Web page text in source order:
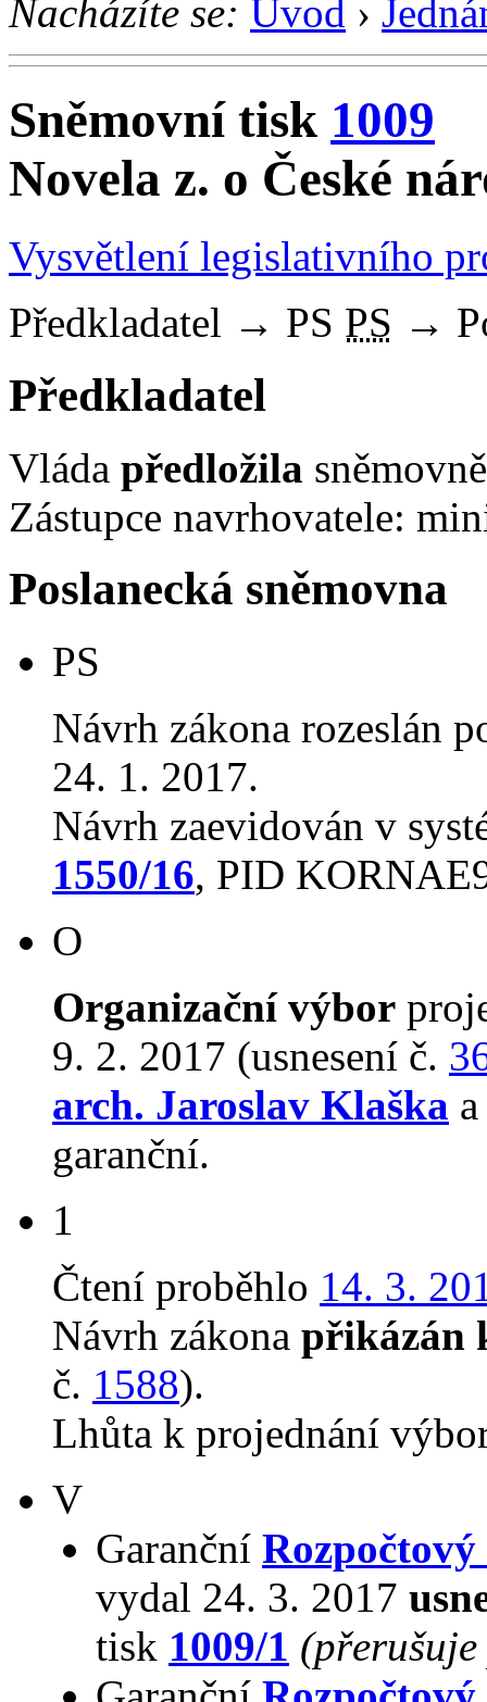
Nacházíte se: Úvod ›
Sněmovní tisk 1009
Novela z. o České
Vysvětlení legislativního
Předkladatel → PS PS →
Předkladatel
Vláda předložila
Zástupce navrhovatele:
Poslanecká sněmovna
PS
Návrh zákona rozeslán
24. 1. 2017.
Návrh zaevidován v
1550/16, PID
O
Organizační výbor
9. 2. 2017 (usnesení č.
arch. Jaroslav Klaška
garanční.
1
Čtení proběhlo 14. 3.
Návrh zákona přikázán
č. 1588).
Lhůta k projednání
V
Garanční
vydal 24. 3. 2017
tisk 1009/1